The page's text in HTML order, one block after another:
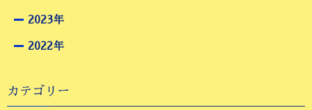
2023年
2022年
カテゴリー